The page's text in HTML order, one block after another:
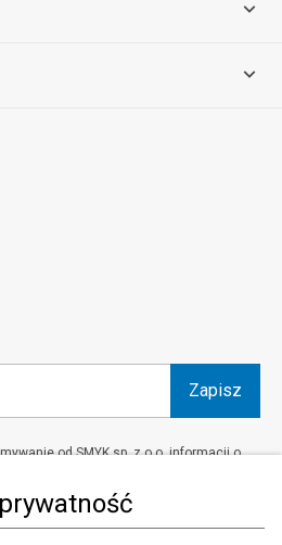
Zapisz
od SMYK sp. z o.o. informacji o
cofnąć wyrażone zgody.